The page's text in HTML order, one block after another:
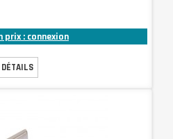
prix : connexion
DÉTAILS